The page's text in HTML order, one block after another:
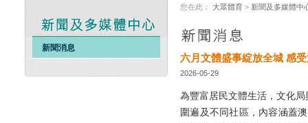
新聞消息
您在此： 大眾體育 > 新聞及多媒體中
六月文體盛事綻放全城 感
2026-05-29
為豐富居民文體生活，文化
圍遍及不同社區，內容涵蓋